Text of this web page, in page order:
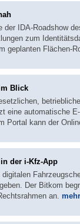
der IDA-Roadshow
zum
geplanten Flächen-
Blick
eine automatische
Portal kann der
der i-Kfz-App
Der Bitkom
an.